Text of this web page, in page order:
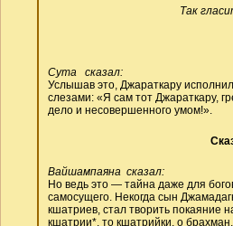
Так
Сута сказал:
Услышав это, Джараткару
слезами: «Я сам тот Джараткару,
дело и несовершенного умом!».
Вайшампаяна сказал:
Но ведь это — тайна даже для
самосущего. Некогда сын
кшатриев, стал творить
кшатрии*, то кшатрийки, о